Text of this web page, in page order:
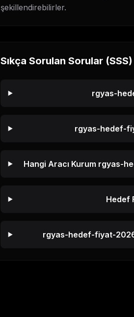
şekillendirebilirler.
Sıkça Sorulan Sorular (SSS)
rgyas-
rgyas-hedef-
Hangi Aracı Kurum rgyas-
Hedef
rgyas-hedef-fiyat-